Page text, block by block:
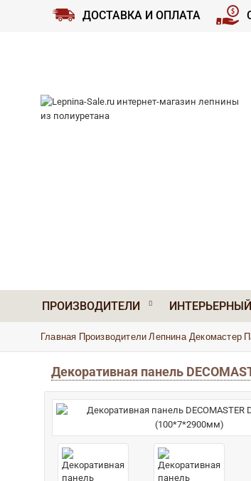
ДОСТАВКА И ОПЛАТА
ПРОИЗВОДИТЕЛИ
Главная Производители Лепнина Декомастер
Декоративная панель